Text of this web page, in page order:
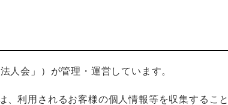
人会」）が管理・運営しています。
利用されるお客様の個人情報等を収集すること